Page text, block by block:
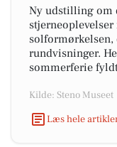
Ny udstilling om
solformørkelsen,
rundvisninger.
sommerferie
Kilde: Steno Museet
Læs hele